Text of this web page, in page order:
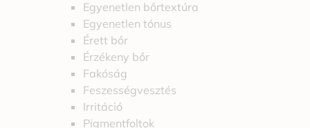
Egyenetlen bőrtextúra
Egyenetlen tónus
Érett bőr
Érzékeny bőr
Fakóság
Feszességvesztés
Irritáció
Pigmentfoltok